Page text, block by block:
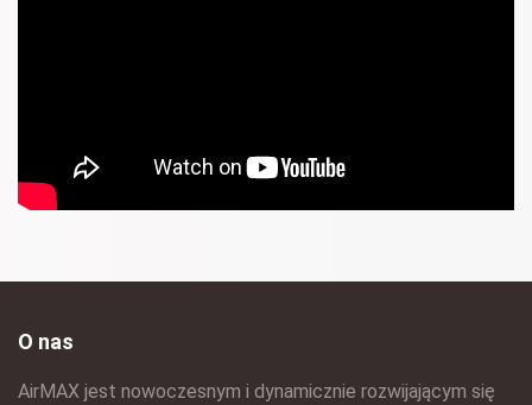
O nas
AirMAX jest nowoczesnym i dynamicznie rozwijającym się